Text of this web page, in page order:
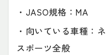
・JASO規格：MA
・向いている車種：
スポーツ全般